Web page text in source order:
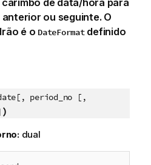
de data/hora para
ou seguinte. O
é o DateFormatdefinido
period_no [,
)
dual